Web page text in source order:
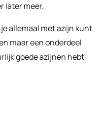
later meer.
allemaal met azijn kunt
maar een onderdeel
goede azijnen hebt